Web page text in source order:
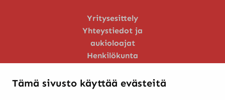
Tämä sivusto käyttää evästeitä
Yritysesittely
Yhteystiedot ja
aukioloajat
Henkilökunta